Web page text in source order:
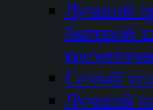
Лучший
бытовой
Самый
Лучший